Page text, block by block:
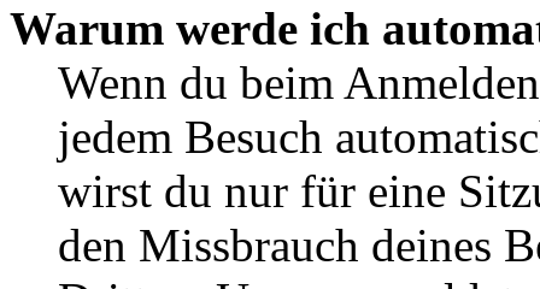
Warum werde ich
Wenn du beim
jedem Besuch
wirst du nur für eine
den Missbrauch deines